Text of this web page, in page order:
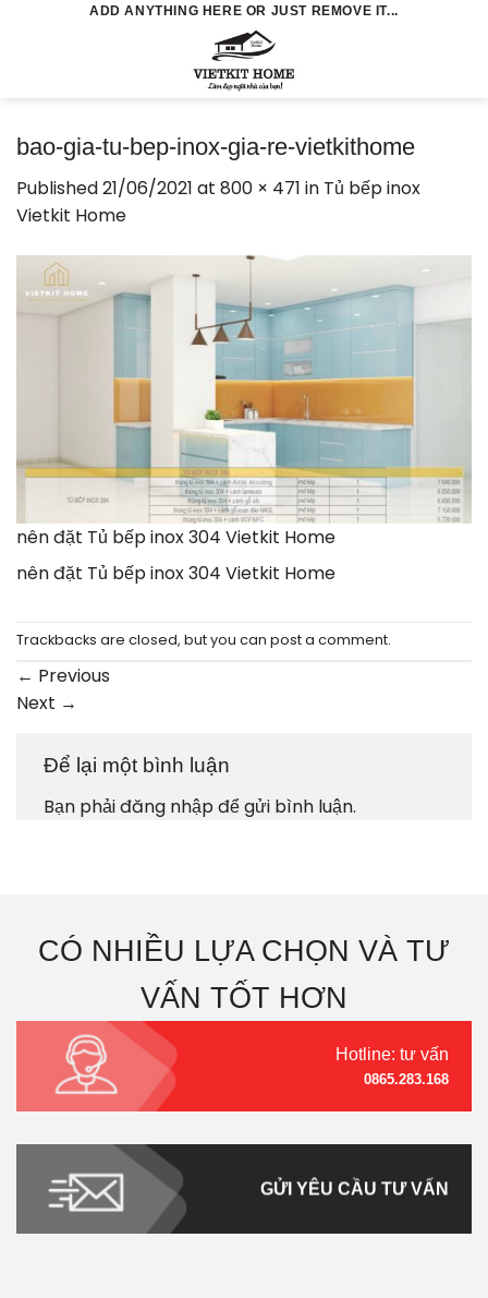
ADD ANYTHING HERE OR JUST REMOVE IT...
bao-gia-tu-bep-inox-gia-re-vietkithome
Published21/06/2021 at 800 × 471 in Tủ bếp inox
Vietkit Home
nên đặt Tủ bếp inox 304 Vietkit Home
nên đặt Tủ bếp inox 304 Vietkit Home
Trackbacks are closed, but you can post a comment.
← Previous
Next →
Để lại một bình luận
Bạn phảiđăng nhậpđể gửi bình luận.
CÓ NHIỀU LỰA CHỌN VÀ TƯ
VẤN TỐT HƠN
Hotline: tư vấn
0865.283.168
GỬI YÊU CẦU TƯ VẤN